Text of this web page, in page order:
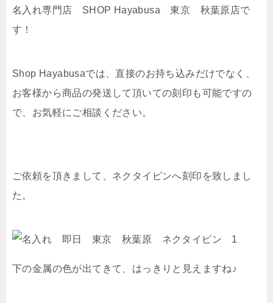
名入れ専門店 SHOP Hayabusa 東京 秋葉原店で
す！
Shop Hayabusaでは、直接のお持ち込みだけでなく、
お客様から商品の発送して頂いての刻印も可能ですの
で、お気軽にご相談ください。
ご依頼を頂きまして、ネクタイピンへ刻印を致しまし
た。
下の金属の色が出てきて、はっきりと見えますね♪